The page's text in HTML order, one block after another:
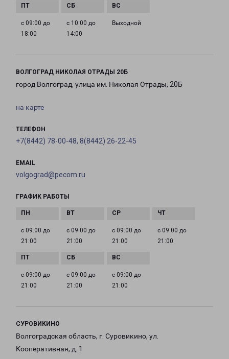
с 09:00 до
18:00
с 10:00 до
14:00
Выходной
ВОЛГОГРАД НИКОЛАЯ ОТРАДЫ 20Б
город Волгоград, улица им. Николая Отрады, 20Б
на карте
ТЕЛЕФОН
+7(8442) 78-00-48, 8(8442) 26-22-45
EMAIL
volgograd@pecom.ru
ГРАФИК РАБОТЫ
с 09:00 до
21:00
с 09:00 до
21:00
с 09:00 до
21:00
с 09:00 до
21:00
с 09:00 до
21:00
с 09:00 до
21:00
с 09:00 до
21:00
СУРОВИКИНО
Волгоградская область, г. Суровикино, ул.
Кооперативная, д. 1